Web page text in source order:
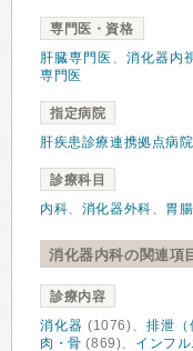
専門医・資格
肝臓専門医 、 消化器内
専門医
指定病院
肝疾患診療連携拠点病院
診療科目
内科、 消化器外科、 胃
消化器内科の関連項
診療内容
消化器 (1076)、 排泄（
肉・骨 (869)、 インフ